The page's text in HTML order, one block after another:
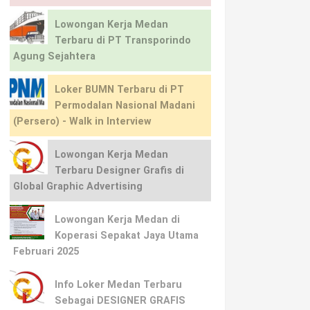
Lowongan Kerja Medan
Terbaru di PT Transporindo
Agung Sejahtera
Loker BUMN Terbaru di PT
Permodalan Nasional Madani
(Persero) - Walk in Interview
Lowongan Kerja Medan
Terbaru Designer Grafis di
Global Graphic Advertising
Lowongan Kerja Medan di
Koperasi Sepakat Jaya Utama
Februari 2025
Info Loker Medan Terbaru
Sebagai DESIGNER GRAFIS